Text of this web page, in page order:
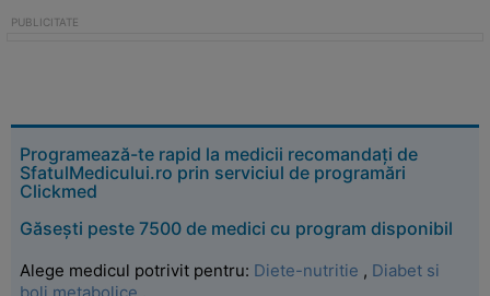
Programează-te rapid la medicii recomandați de
SfatulMedicului.ro prin serviciul de programări
Clickmed
Găsești peste 7500 de medici cu program disponibil
Alege medicul potrivit pentru: Diete-nutritie , Diabet si